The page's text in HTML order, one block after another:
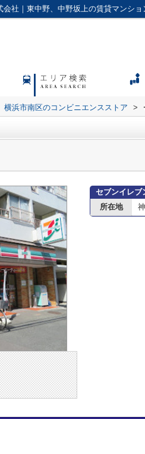
横浜市南区のコンビニエンスストア >
セブンイレブ
所在地